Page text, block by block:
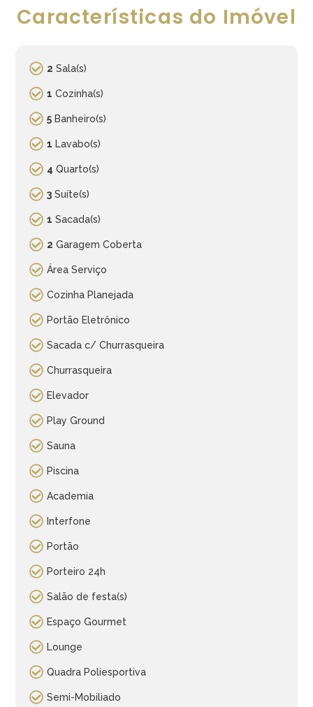
Características do Imóvel
2 Sala(s)
1 Cozinha(s)
5 Banheiro(s)
1 Lavabo(s)
4 Quarto(s)
3 Suíte(s)
1 Sacada(s)
2 Garagem Coberta
Área Serviço
Cozinha Planejada
Portão Eletrônico
Sacada c/ Churrasqueira
Churrasqueira
Elevador
Play Ground
Sauna
Piscina
Academia
Interfone
Portão
Porteiro 24h
Salão de festa(s)
Espaço Gourmet
Lounge
Quadra Poliesportiva
Semi-Mobiliado